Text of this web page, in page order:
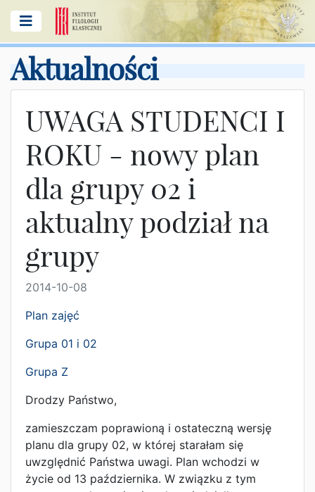
Aktualności
UWAGA STUDENCI I
ROKU - nowy plan
dla grupy 02 i
aktualny podział na
grupy
2014-10-08
Plan zajęć
Grupa 01 i 02
Grupa Z
Drodzy Państwo,
zamieszczam poprawioną i ostateczną wersję
planu dla grupy 02, w której starałam się
uwzględnić Państwa uwagi. Plan wchodzi w
życie od 13 października. W związku z tym